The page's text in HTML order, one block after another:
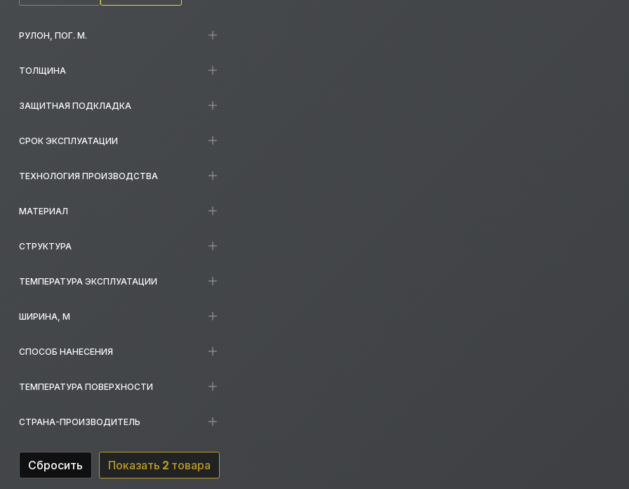
РУЛОН, ПОГ. М.
ТОЛЩИНА
ЗАЩИТНАЯ ПОДКЛАДКА
СРОК ЭКСПЛУАТАЦИИ
ТЕХНОЛОГИЯ ПРОИЗВОДСТВА
МАТЕРИАЛ
СТРУКТУРА
ТЕМПЕРАТУРА ЭКСПЛУАТАЦИИ
ШИРИНА, М
СПОСОБ НАНЕСЕНИЯ
ТЕМПЕРАТУРА ПОВЕРХНОСТИ
СТРАНА-ПРОИЗВОДИТЕЛЬ
Сбросить Показать 2 товара